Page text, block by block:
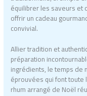
équilibrer les saveurs et
offrir un cadeau
convivial.
Allier tradition et
préparation
ingrédients, le temps de
éprouvées qui font toute
rhum arrangé de Noël